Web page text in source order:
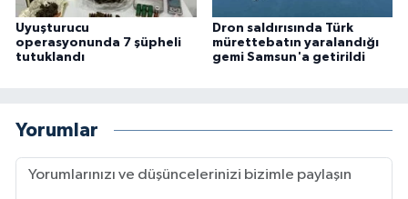
Uyuşturucu
operasyonunda 7 şüpheli
tutuklandı
Dron saldırısında Türk
mürettebatın yaralandığı
gemi Samsun'a getirildi
Yorumlar